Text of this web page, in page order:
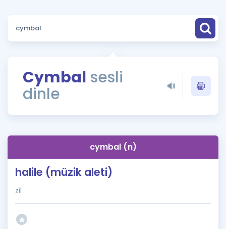
Sözlük
Rehberlik Aracı
ÖSYM Sınav Takvimi
İngilizce Gramer
Hakkımızda
Cymbal sesli
dinle
cymbal (n)
halile (müzik aleti)
zil